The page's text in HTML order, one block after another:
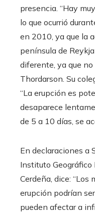
presencia. “Hay
lo que ocurrió
en 2010, ya que la
península de
diferente, ya que no
Thordarson. Su
“La erupción es
desaparece
de 5 a 10 días, se
En declaraciones a
Instituto
Cerdeña, dice: “Los
erupción podrían
pueden afectar a